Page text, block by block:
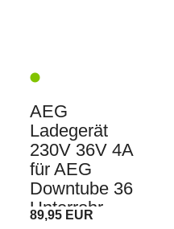
AEG
Ladegerät
230V 36V 4A
für AEG
Downtube 36
Unterrohr
89,95 EUR